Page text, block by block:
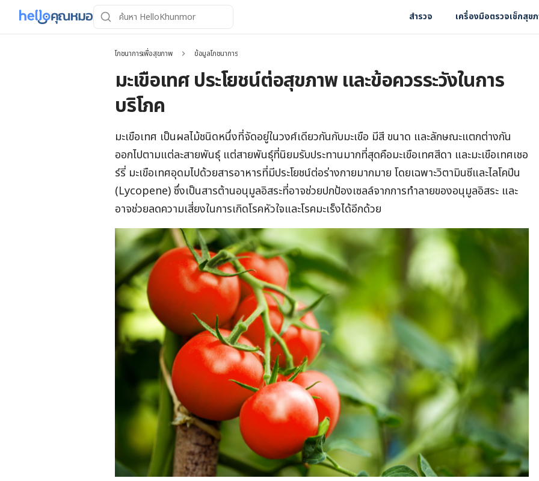
สำรวจ เครื่องมือตรวจเช็กสุข
โภชนาการเพื่อสุขภาพ ข้อมูลโภชนาการ
มะเขือเทศ ประโยชน์ต่อสุขภาพ และข้อควรระวังในการ
บริโภค
มะเขือเทศ เป็นผลไม้ชนิดหนึ่งที่จัดอยู่ในวงศ์เดียวกันกับมะเขือ มีสี ขนาด และลักษณะแตกต่างกัน
ออกไปตามแต่ละสายพันธุ์ แต่สายพันธุ์ที่นิยมรับประทานมากที่สุดคือมะเขือเทศสีดา และมะเขือเทศเชอ
ร์รี่ มะเขือเทศอุดมไปด้วยสารอาหารที่มีประโยชน์ต่อร่างกายมากมาย โดยเฉพาะวิตามินซีและไลโคปีน
(Lycopene) ซึ่งเป็นสารต้านอนุมูลอิสระที่อาจช่วยปกป้องเซลล์จากการทำลายของอนุมูลอิสระ และ
อาจช่วยลดความเสี่ยงในการเกิดโรคหัวใจและโรคมะเร็งได้อีกด้วย